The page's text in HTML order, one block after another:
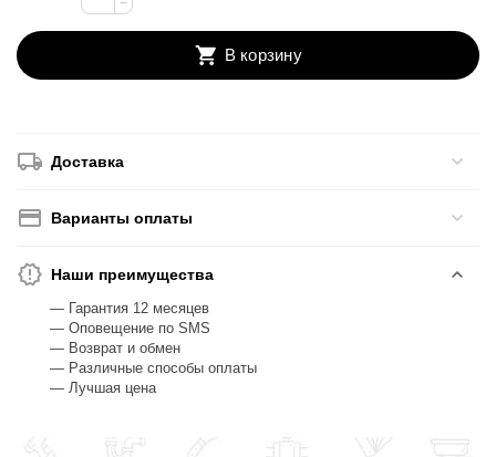
−
В корзину
Доставка
Варианты оплаты
Наши преимущества
— Гарантия 12 месяцев
— Оповещение по SMS
— Возврат и обмен
— Различные способы оплаты
— Лучшая цена